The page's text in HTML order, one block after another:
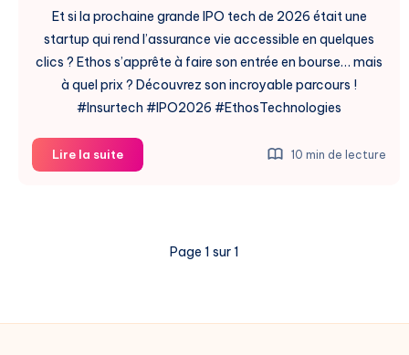
Et si la prochaine grande IPO tech de 2026 était une
startup qui rend l’assurance vie accessible en quelques
clics ? Ethos s’apprête à faire son entrée en bourse… mais
à quel prix ? Découvrez son incroyable parcours !
#Insurtech #IPO2026 #EthosTechnologies
Lire la suiteEthos
IPO
Vie
10 min de lecture
Page 1 sur 1